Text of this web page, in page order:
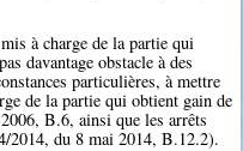
à charge de la partie qui
davantage obstacle à des
particulières, à mettre
de la partie qui obtient gain de
B.6, ainsi que les arrêts
2014, du 8 mai 2014, B.12.2).